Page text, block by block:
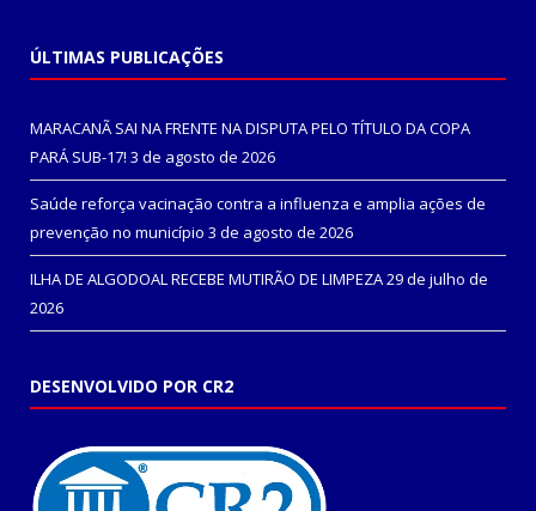
ÚLTIMAS PUBLICAÇÕES
MARACANÃ SAI NA FRENTE NA DISPUTA PELO TÍTULO DA COPA
PARÁ SUB-17! 3 de agosto de 2026
Saúde reforça vacinação contra a influenza e amplia ações de
prevenção no município 3 de agosto de 2026
ILHA DE ALGODOAL RECEBE MUTIRÃO DE LIMPEZA29 de julho de
2026
DESENVOLVIDO POR CR2